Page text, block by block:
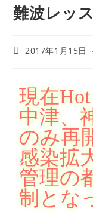
難波レッ
2017年1月15日
現在
中津、
のみ再
感染拡
管理の
制とな